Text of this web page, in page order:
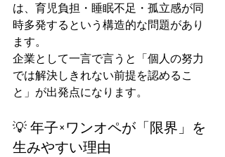
は、育児負担・睡眠不足・孤立感が同
時多発するという構造的な問題があり
ます。
企業として一言で言うと「個人の努力
では解決しきれない前提を認めるこ
と」が出発点になります。
💡 年子×ワンオペが「限界」を
生みやすい理由